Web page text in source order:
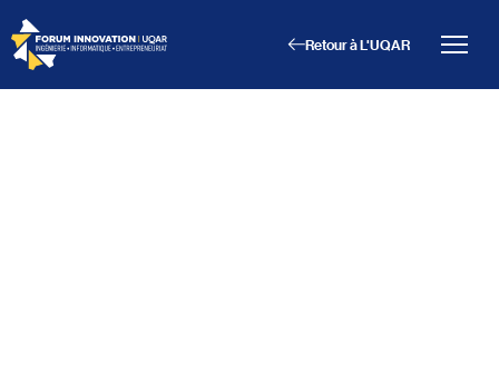
Retour à L'UQAR